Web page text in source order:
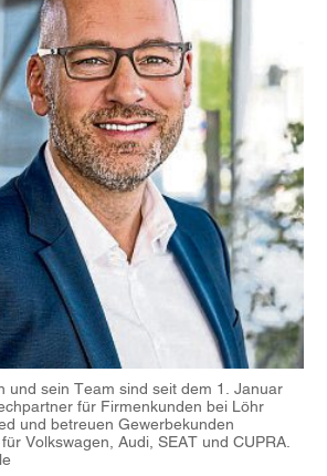
und sein Team sind seit dem 1. Januar
für Firmenkunden bei Löhr
und betreuen Gewerbekunden
Volkswagen, Audi, SEAT und CUPRA.